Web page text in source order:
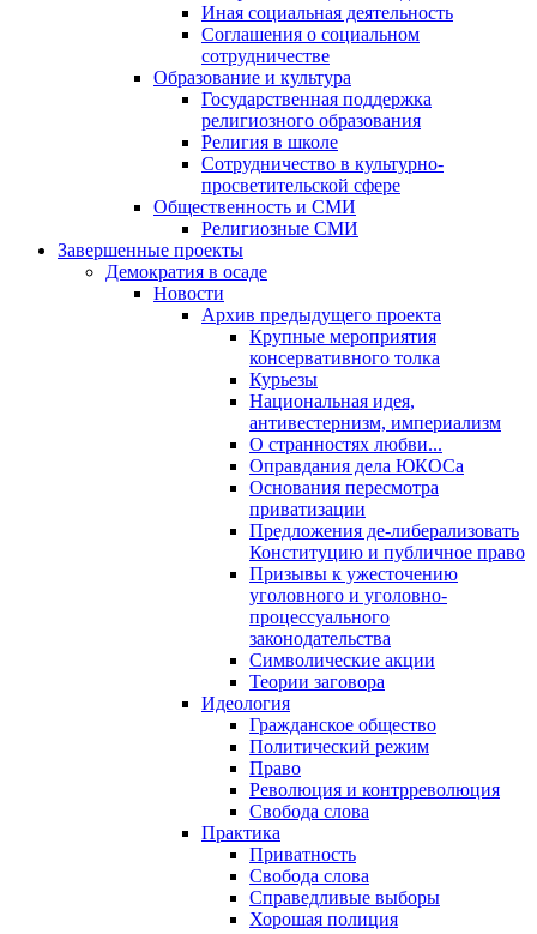
Иная социальная деятельность
Соглашения о социальном
сотрудничестве
Образование и культура
Государственная поддержка
религиозного образования
Религия в школе
Сотрудничество в культурно-
просветительской сфере
Общественность и СМИ
Религиозные СМИ
Завершенные проекты
Демократия в осаде
Новости
Архив предыдущего проекта
Крупные мероприятия
консервативного толка
Курьезы
Национальная идея,
антивестернизм, империализм
О странностях любви...
Оправдания дела ЮКОСа
Основания пересмотра
приватизации
Предложения де-либерализовать
Конституцию и публичное право
Призывы к ужесточению
уголовного и уголовно-
процессуального
законодательства
Символические акции
Теории заговора
Идеология
Гражданское общество
Политический режим
Право
Революция и контрреволюция
Свобода слова
Практика
Приватность
Свобода слова
Справедливые выборы
Хорошая полиция